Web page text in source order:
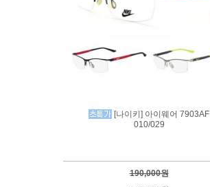
[나이키] 아이웨어 7903AF
010/029
190,000원